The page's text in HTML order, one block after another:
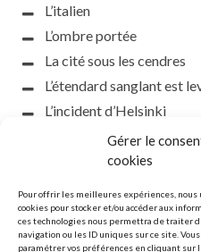
Gérer le
cookies
Pour offrir les meilleures expériences,
cookies pour stocker et/ou accéder aux
ces technologies nous permettra de traiter
navigation ou les ID uniques sur ce site.
paramétrer vos préférences en cliquant sur
L’italien
L’ombre portée
La cité sous les cendres
L’étendard sanglant est
L’incident d’Helsinki
la petite fasciste
Toutes les nuances de la
Que s’obscurcissent le
Le silence